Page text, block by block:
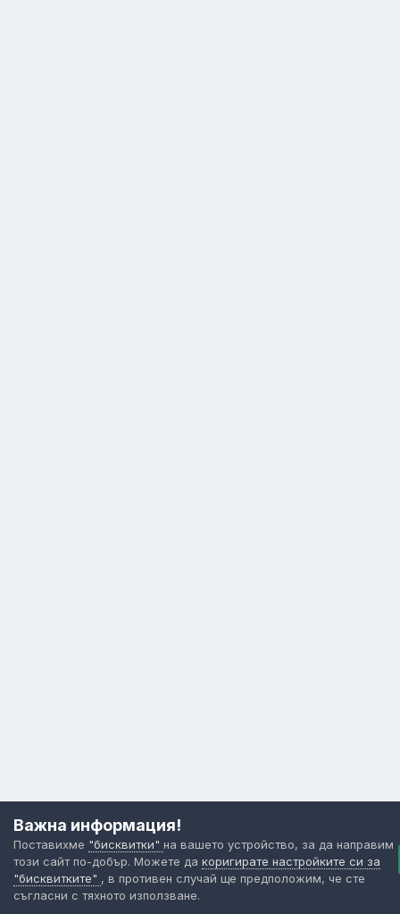
Важна информация!
Поставихме "бисквитки" на вашето устройство, за да направим
този сайт по-добър. Можете да коригирате настройките си за
"бисквитките" , в противен случай ще предположим, че сте
съгласни с тяхното използване.